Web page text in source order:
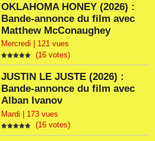
OKLAHOMA HONEY (2026) :
Bande-annonce du film avec
Matthew McConaughey
Mercredi | 121 vues
(16 votes)
JUSTIN LE JUSTE (2026) :
Bande-annonce du film avec
Alban Ivanov
Mardi | 173 vues
(16 votes)